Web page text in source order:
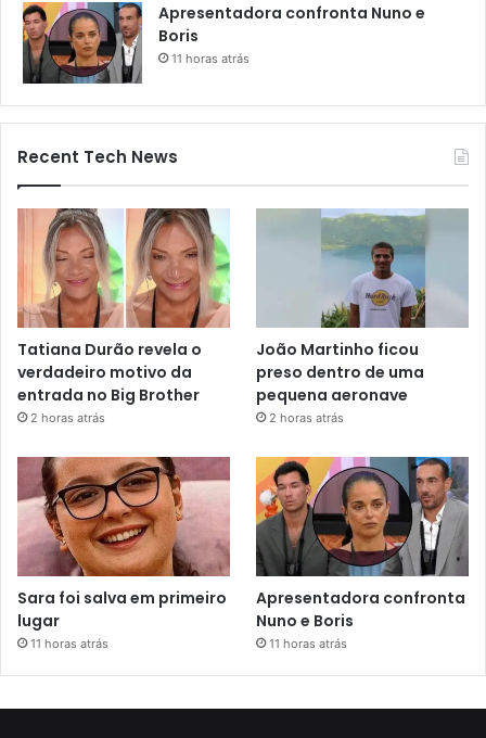
Apresentadora confronta Nuno e
Boris
11 horas atrás
Recent Tech News
Tatiana Durão revela o
verdadeiro motivo da
entrada no Big Brother
2 horas atrás
João Martinho ficou
preso dentro de uma
pequena aeronave
2 horas atrás
Sara foi salva em primeiro
lugar
11 horas atrás
Apresentadora confronta
Nuno e Boris
11 horas atrás